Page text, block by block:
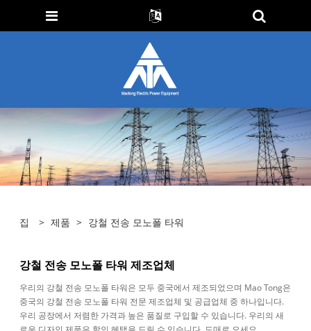
집 > 제품 > 강철 전송 모노폴 타워
강철 전송 모노폴 타워 제조업체
우리의 강철 전송 모노폴 타워은 모두 중국에서 제조되었으며 Mao Tong은
중국의 강철 전송 모노폴 타워 전문 제조업체 및 공급업체 중 하나입니다.
우리 공장에서 저렴한 가격과 높은 품질로 구입할 수 있습니다. 우리의 새